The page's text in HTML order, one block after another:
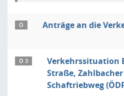
Ö Anträge an die
Ö 3
Verkehrssituation
Straße,
Schaftriebweg